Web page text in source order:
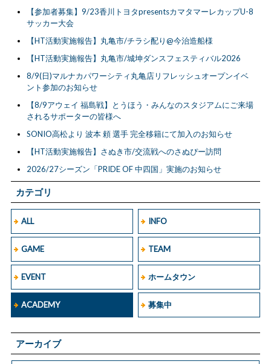
カテゴリ
ALL INFO
GAME TEAM
EVENT ホームタウン
ACADEMY 募集中
アーカイブ
【参加者募集】9/23香川トヨタpresentsカマタマーレカップU-8
サッカー大会
【HT活動実施報告】丸亀市/チラシ配り@今治造船様
【HT活動実施報告】丸亀市/城坤ダンスフェスティバル2026
8/9(日)マルナカパワーシティ丸亀店リフレッシュオープンイベ
ント参加のお知らせ
【8/9アウェイ 福島戦】とうほう・みんなのスタジアムにご来場
されるサポーターの皆様へ
SONIO高松より 波本 頼 選手 完全移籍にて加入のお知らせ
【HT活動実施報告】さぬき市/交流戦へのさぬぴー訪問
2026/27シーズン「PRIDE OF 中四国」実施のお知らせ